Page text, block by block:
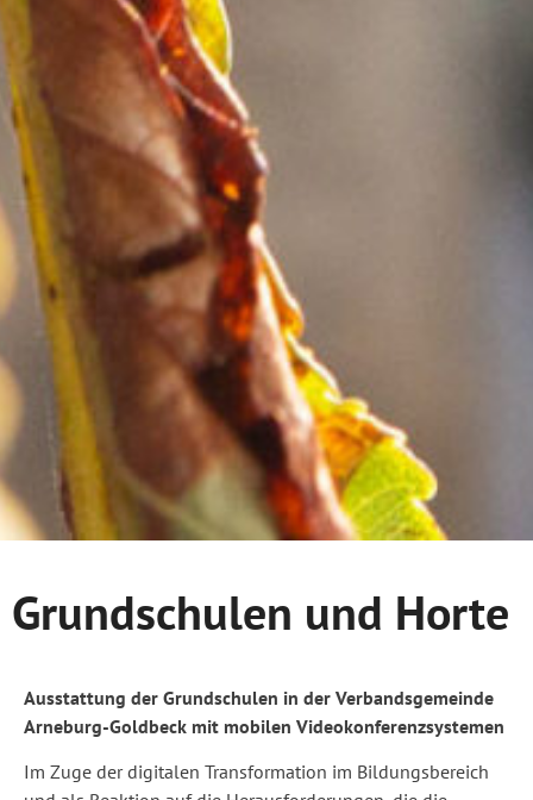
Grundschulen und Horte
Ausstattung der Grundschulen in der Verbandsgemeinde
Arneburg-Goldbeck mit mobilen Videokonferenzsystemen
Im Zuge der digitalen Transformation im Bildungsbereich